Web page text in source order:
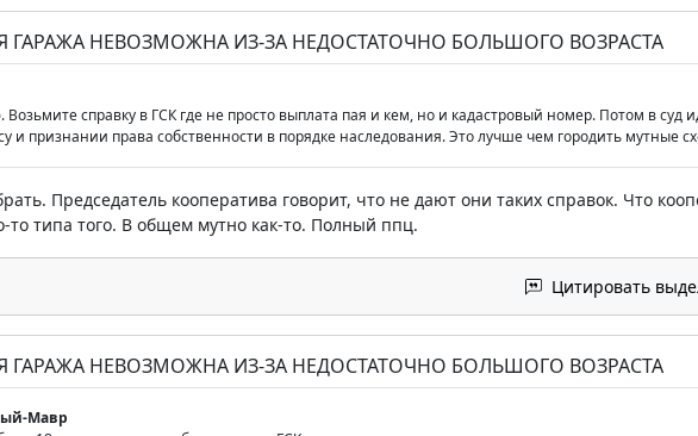
ГАРАЖА НЕВОЗМОЖНА ИЗ-ЗА НЕДОСТАТОЧНО БОЛЬШОГО ВОЗРАСТА
справку в ГСК где не просто выплата пая и кем, но и кадастровый номер. Потом в суд
и признании права собственности в порядке наследования. Это лучше чем городить мутные
Председатель кооператива говорит, что не дают они таких справок. Что
то типа того. В общем мутно как-то. Полный ппц.
Цитировать
ГАРАЖА НЕВОЗМОЖНА ИЗ-ЗА НЕДОСТАТОЧНО БОЛЬШОГО ВОЗРАСТА
Мавр